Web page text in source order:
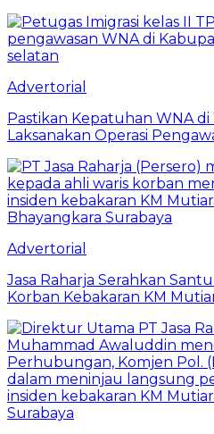
Advertorial
Pastikan Kepatuhan WNA di
Laksanakan Operasi
Advertorial
Jasa Raharja Serahkan
Korban Kebakaran KM